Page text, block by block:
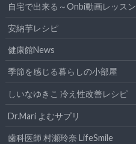
自宅で出来る～Onbi動画レッスン
安納芋レシピ
健康館News
季節を感じる暮らしの小部屋
しいなゆきこ 冷え性改善レシピ
Dr.Mari よむサプリ
歯科医師 村瀬玲奈 LifeSmile